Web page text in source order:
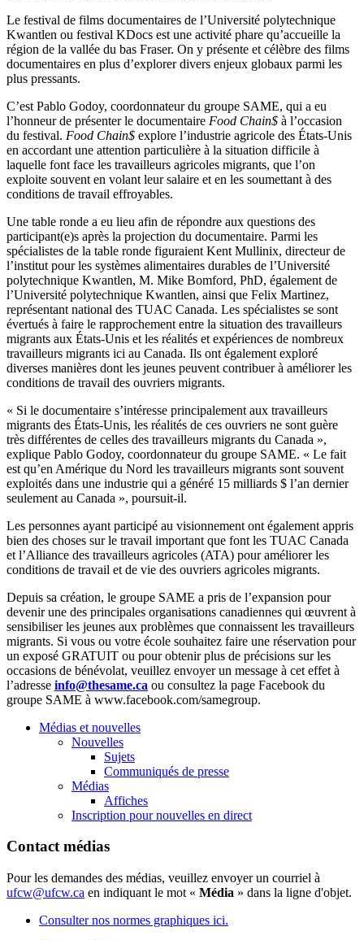
Le festival de films documentaires de l’Université polytechnique
Kwantlen ou festival KDocs est une activité phare qu’accueille la
région de la vallée du bas Fraser. On y présente et célèbre des films
documentaires en plus d’explorer divers enjeux globaux parmi les
plus pressants.
C’est Pablo Godoy, coordonnateur du groupe SAME, qui a eu
l’honneur de présenter le documentaire Food Chain$ à l’occasion
du festival. Food Chain$ explore l’industrie agricole des États-Unis
en accordant une attention particulière à la situation difficile à
laquelle font face les travailleurs agricoles migrants, que l’on
exploite souvent en volant leur salaire et en les soumettant à des
conditions de travail effroyables.
Une table ronde a eu lieu afin de répondre aux questions des
participant(e)s après la projection du documentaire. Parmi les
spécialistes de la table ronde figuraient Kent Mullinix, directeur de
l’institut pour les systèmes alimentaires durables de l’Université
polytechnique Kwantlen, M. Mike Bomford, PhD, également de
l’Université polytechnique Kwantlen, ainsi que Felix Martinez,
représentant national des TUAC Canada. Les spécialistes se sont
évertués à faire le rapprochement entre la situation des travailleurs
migrants aux États-Unis et les réalités et expériences de nombreux
travailleurs migrants ici au Canada. Ils ont également exploré
diverses manières dont les jeunes peuvent contribuer à améliorer les
conditions de travail des ouvriers migrants.
« Si le documentaire s’intéresse principalement aux travailleurs
migrants des États-Unis, les réalités de ces ouvriers ne sont guère
très différentes de celles des travailleurs migrants du Canada »,
explique Pablo Godoy, coordonnateur du groupe SAME. « Le fait
est qu’en Amérique du Nord les travailleurs migrants sont souvent
exploités dans une industrie qui a généré 15 milliards $ l’an dernier
seulement au Canada », poursuit-il.
Les personnes ayant participé au visionnement ont également appris
bien des choses sur le travail important que font les TUAC Canada
et l’Alliance des travailleurs agricoles (ATA) pour améliorer les
conditions de travail et de vie des ouvriers agricoles migrants.
Depuis sa création, le groupe SAME a pris de l’expansion pour
devenir une des principales organisations canadiennes qui œuvrent à
sensibiliser les jeunes aux problèmes que connaissent les travailleurs
migrants. Si vous ou votre école souhaitez faire une réservation pour
un exposé GRATUIT ou pour obtenir plus de précisions sur les
occasions de bénévolat, veuillez envoyer un message à cet effet à
l’adresse info@thesame.ca ou consultez la page Facebook du
groupe SAME à www.facebook.com/samegroup.
Médias et nouvelles
Nouvelles
Sujets
Communiqués de presse
Médias
Affiches
Inscription pour nouvelles en direct
Contact médias
Pour les demandes des médias, veuillez envoyer un courriel à
ufcw@ufcw.ca en indiquant le mot « Média » dans la ligne d'objet.
Consulter nos normes graphiques ici.